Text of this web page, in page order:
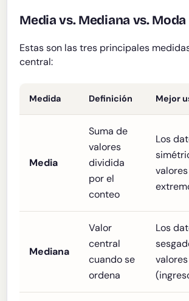
Media vs. Mediana vs. Moda
Estas son las tres principales
central:
Medida Definición Mejor
Media
Suma de
valores
dividida
por el
conteo
Los
Mediana
Valor
central
cuando se
ordena
Los